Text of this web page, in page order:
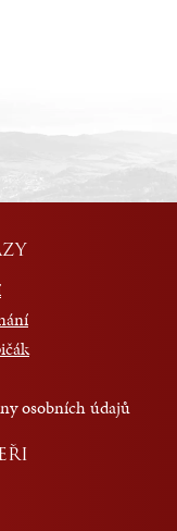
osobních údajů